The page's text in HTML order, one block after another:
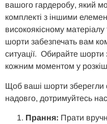
вашого гардеробу, який
комплекті з іншими
високоякісному
шорти забезпечать вам
ситуації. Обирайте шорти
кожним моментом у
Щоб ваші шорти зберегли
надовго, дотримуйтесь
Прання: Прати